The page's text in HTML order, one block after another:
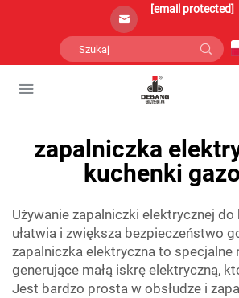
[email protected]
zapalniczka
kuchenki
Używanie zapalniczki elektrycznej
ułatwia i zwiększa bezpieczeństwo
zapalniczka elektryczna to specjalne
generujące małą iskrę elektryczną,
Jest bardzo prosta w obsłudze i